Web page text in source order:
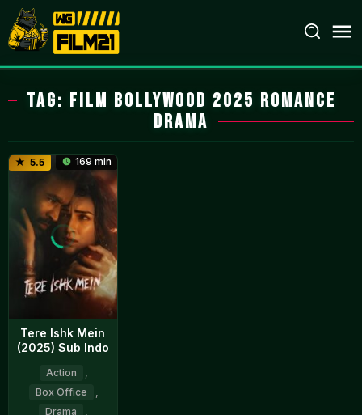
Loncat
ke
konten
Tag: film Bollywood 2025 romance
drama
5.5 169 min
Tere Ishk Mein
(2025) Sub Indo
Action
Box Office
Drama